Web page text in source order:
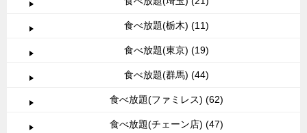
食べ放題(栃木) (11)
食べ放題(東京) (19)
食べ放題(群馬) (44)
食べ放題(ファミレス) (62)
食べ放題(チェーン店) (47)